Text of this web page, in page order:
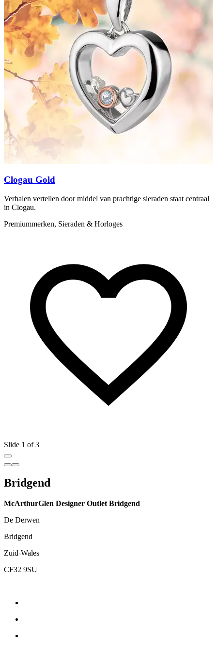
Clogau Gold
Verhalen vertellen door middel van prachtige sieraden staat centraal
in Clogau.
Premiummerken, Sieraden & Horloges
Slide 1 of 3
Bridgend
McArthurGlen Designer Outlet Bridgend
De Derwen
Bridgend
Zuid-Wales
CF32 9SU